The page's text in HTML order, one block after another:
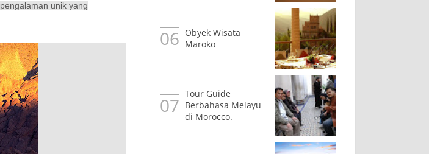
pengalaman unik yang
Obyek Wisata
Maroko
Tour Guide
Berbahasa Melayu
di Morocco.